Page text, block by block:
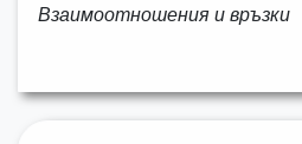
Взаимоотношения и връзки